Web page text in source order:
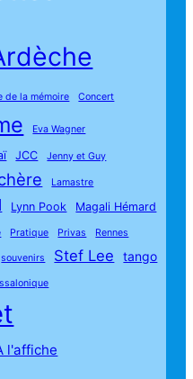
de la mémoire Concert
Eva Wagner
JCC Jenny et Guy
Lamastre
Lynn Pook Magali Hémard
Pratique Privas Rennes
souvenirs Stef Lee tango
l'affiche